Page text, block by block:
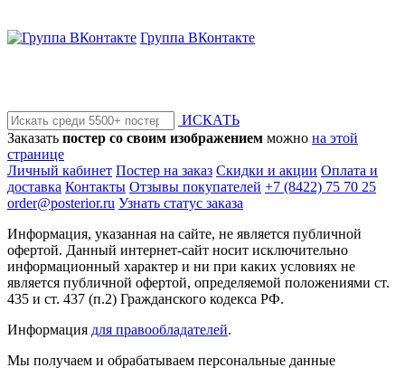
Группа ВКонтакте
ИСКАТЬ
Заказать постер со своим изображением можно на этой
странице
Личный кабинет Постер на заказ Скидки и акции Оплата и
доставка Контакты Отзывы покупателей +7 (8422) 75 70 25
order@posterior.ru Узнать статус заказа
Информация, указанная на сайте, не является публичной
офертой. Данный интернет-сайт носит исключительно
информационный характер и ни при каких условиях не
является публичной офертой, определяемой положениями ст.
435 и ст. 437 (п.2) Гражданского кодекса РФ.
Информация для правообладателей.
Мы получаем и обрабатываем персональные данные